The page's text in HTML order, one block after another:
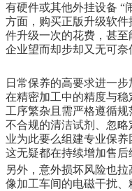
有硬件或其他外挂设备 “
方面，购买正版升级软
件升级一次的花费，甚
企业望而却步却又无可奈
日常保养的高要求进一
在精密加工中的精度与
工序繁杂且需严格遵循
不合规的清洁试剂、忽
业为此要么组建专业保养
这无疑都在持续增加售后
另外，意外损坏风险也
像加工车间的电磁干扰